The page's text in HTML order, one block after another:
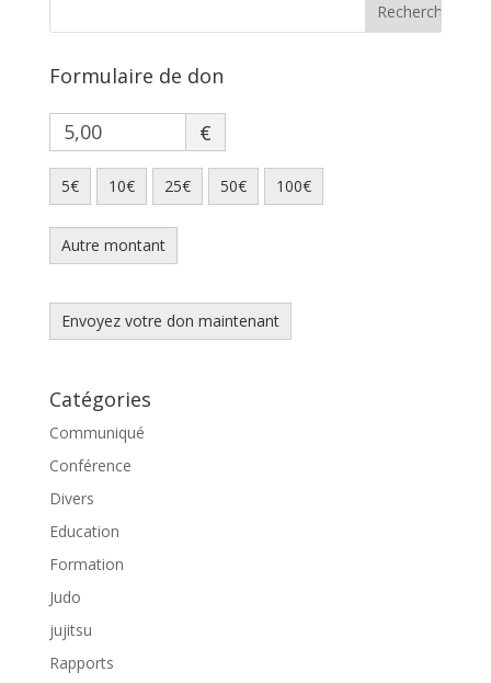
Formulaire de don
€
5€ 10€ 25€ 50€ 100€
Autre montant
Envoyez votre don maintenant
Catégories
Communiqué
Conférence
Divers
Education
Formation
Judo
jujitsu
Rapports